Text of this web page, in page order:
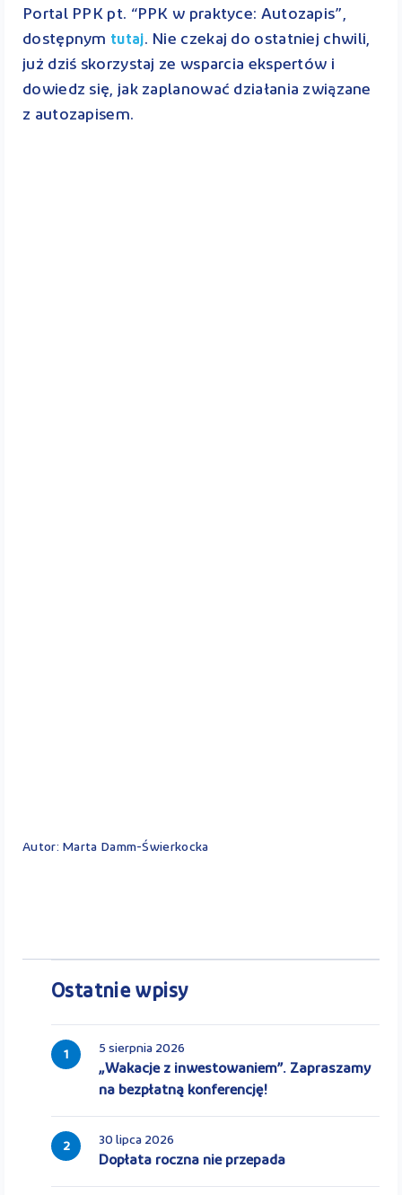
Portal PPK pt. “PPK w praktyce: Autozapis”,
dostępnym tutaj. Nie czekaj do ostatniej chwili,
już dziś skorzystaj ze wsparcia ekspertów i
dowiedz się, jak zaplanować działania związane
z autozapisem.
Autor: Marta Damm-Świerkocka
Ostatnie wpisy
1 5 sierpnia 2026
„Wakacje z inwestowaniem”. Zapraszamy
na bezpłatną konferencję!
2 30 lipca 2026
Dopłata roczna nie przepada